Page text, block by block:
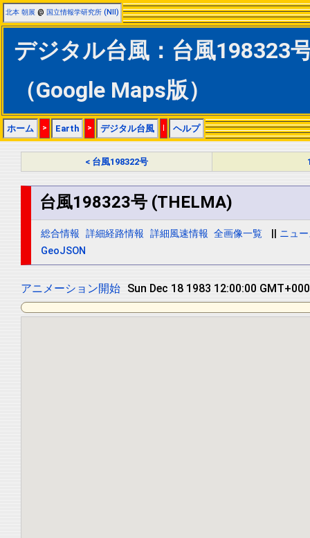
北本 朝展 @ 国立情報学研究所 (NII)
デジタル台風：台風198323
（Google Maps版）
ホーム > Earth > デジタル台風 | ヘルプ
< 台風198322号
台風198323号 (THELMA)
総合情報 詳細経路情報 詳細風速情報 全画像一覧
ニュ
GeoJSON
アニメーション開始 Sun Dec 18 1983 12:00:00